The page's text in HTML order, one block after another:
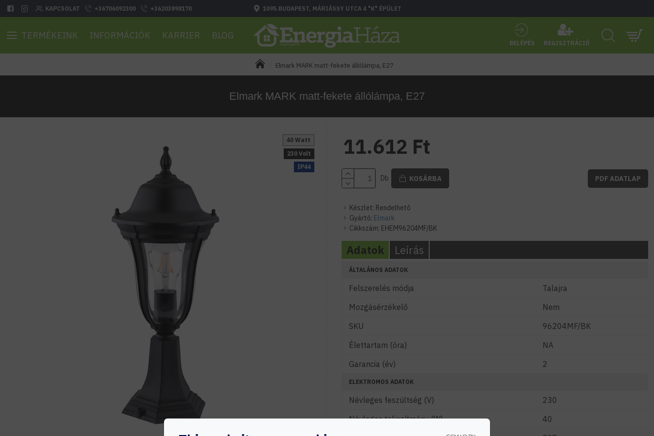
KAPCSOLAT +36706092300 +36203898170 1095.BUDAPEST, MÁRIÁSSY UTCA 4 "K" ÉPÜLET
TERMÉKEINK INFORMÁCIÓK KARRIER BLOG
BELÉPÉS REGISZTRÁCIÓ
Elmark MARK matt-fekete állólámpa, E27
Elmark MARK matt-fekete állólámpa, E27
40 Watt
230 Volt
IP44
Készlet: Rendelhető
Gyártó: Elmark
Cikkszám: EHEM96204MF/BK
11.612 Ft
Db KOSÁRBA PDF ADATLAP
Adatok Leírás
ÁLTALÁNOS ADATOK
Felszerelés módja
Talajra
Mozgásérzékelő
Nem
SKU
96204MF/BK
Élettartam (óra)
NA
Garancia (év)
2
ELEKTROMOS ADATOK
Névleges feszültség (V)
230
Névleges teljesítmény (W)
40